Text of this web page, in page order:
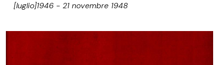
[luglio]1946 - 21 novembre 1948